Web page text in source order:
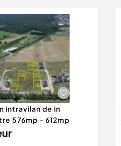
intravilan de in
576mp - 612mp